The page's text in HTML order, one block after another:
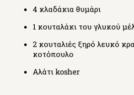
4 κλαδάκια θυμάρι
1 κουταλάκι του γλυκού
2 κουταλιές ξηρό λευκό
κοτόπουλο
Αλάτι kosher